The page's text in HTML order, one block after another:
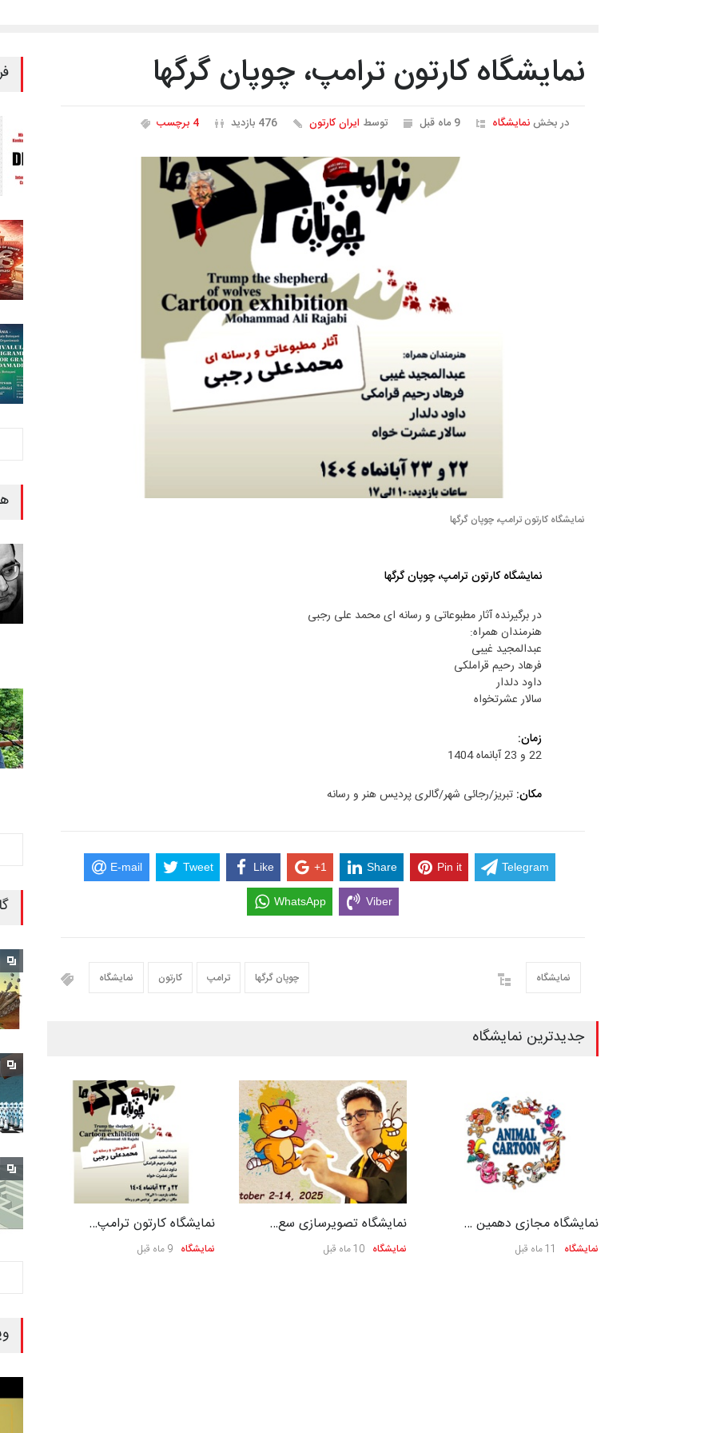
نمایشگاه کارتون ترامپ، چوپان گرگها
در بخشنمایشگاه 9 ماه قبل توسط ایران کارتون 476 بازدید 4 برچسب
نمایشگاه کارتون ترامپ، چوپان گرگها
نمایشگاه کارتون ترامپ، چوپان گرگها
در برگیرنده آثار مطبوعاتی و رسانه ای محمد علی رجبی
هنرمندان همراه:
عبدالمجید غیبی
فرهاد رحیم قراملکی
داود دلدار
سالار عشرتخواه
زمان:
22 و 23 آبانماه 1404
مکان: تبریز/رجائی شهر/گالری پردیس هنر و رسانه
E-mail Tweet Like +1 Share Pin it Telegram
WhatsApp Viber
نمایشگاه کارتون ترامپ چوپان گرگها نمایشگاه
جدیدترین نمایشگاه
نمایشگاه کارتون ترامپ…
نمایشگاه 9 ماه قبل
نمایشگاه تصویرسازی سع…
نمایشگاه 10 ماه قبل
نمایشگاه مجازی دهمین …
نمایشگاه 11 ماه قبل